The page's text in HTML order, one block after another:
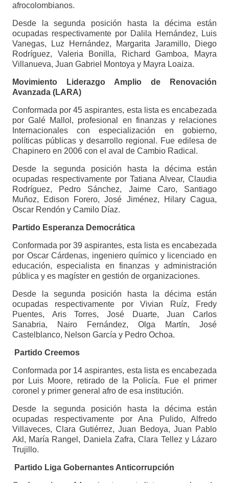
afrocolombianos.
Desde la segunda posición hasta la décima están
ocupadas respectivamente por Dalila Hernández, Luis
Vanegas, Luz Hernández, Margarita Jaramillo, Diego
Rodríguez, Valeria Bonilla, Richard Gamboa, Mayra
Villanueva, Juan Gabriel Montoya y Mayra Loaiza.
Movimiento Liderazgo Amplio de Renovación
Avanzada (LARA)
Conformada por 45 aspirantes, esta lista es encabezada
por Galé Mallol, profesional en finanzas y relaciones
Internacionales con especialización en gobierno,
políticas públicas y desarrollo regional. Fue edilesa de
Chapinero en 2006 con el aval de Cambio Radical.
Desde la segunda posición hasta la décima están
ocupadas respectivamente por Tatiana Alvear, Claudia
Rodríguez, Pedro Sánchez, Jaime Caro, Santiago
Muñoz, Edison Forero, José Jiménez, Hilary Cagua,
Oscar Rendón y Camilo Díaz.
Partido Esperanza Democrática
Conformada por 39 aspirantes, esta lista es encabezada
por Oscar Cárdenas, ingeniero químico y licenciado en
educación, especialista en finanzas y administración
pública y es magíster en gestión de organizaciones.
Desde la segunda posición hasta la décima están
ocupadas respectivamente por Vivian Ruíz, Fredy
Puentes, Aris Torres, José Duarte, Juan Carlos
Sanabria, Nairo Fernández, Olga Martín, José
Castelblanco, Nelson García y Pedro Ochoa.
Partido Creemos
Conformada por 14 aspirantes, esta lista es encabezada
por Luis Moore, retirado de la Policía. Fue el primer
coronel y primer general afro de esa institución.
Desde la segunda posición hasta la décima están
ocupadas respectivamente por Ana Pulido, Alfredo
Villaveces, Clara Gutiérrez, Juan Bedoya, Juan Pablo
Akl, María Rangel, Daniela Zafra, Clara Tellez y Lázaro
Trujillo.
Partido Liga Gobernantes Anticorrupción